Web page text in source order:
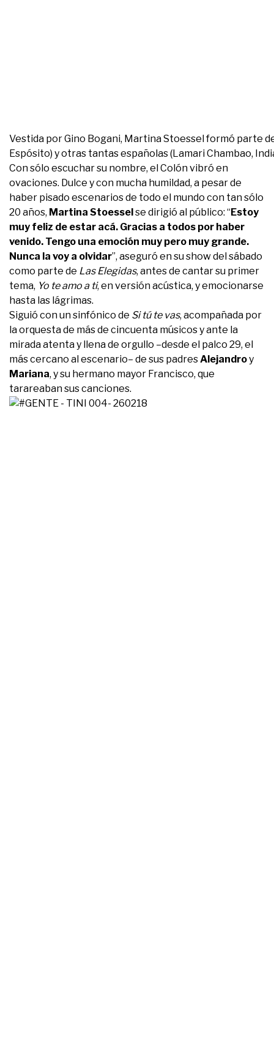
Vestida por Gino Bogani, Martina Stoessel formó parte
Espósito) y otras tantas españolas (Lamari Chambao,
Con sólo escuchar su nombre, el Colón vibró en
ovaciones. Dulce y con mucha humildad, a pesar de
haber pisado escenarios de todo el mundo con tan sólo
20 años, Martina Stoesselse dirigió al público: “Estoy
muy feliz de estar acá. Gracias a todos por haber
venido. Tengo una emoción muy pero muy grande.
Nunca la voy a olvidar”, aseguró en su show del sábado
como parte de Las Elegidas, antes de cantar su primer
tema, Yo te amo a ti, en versión acústica, y emocionarse
hasta las lágrimas.
Siguió con un sinfónico de Si tú te vas, acompañada por
la orquesta de más de cincuenta músicos y ante la
mirada atenta y llena de orgullo –desde el palco 29, el
más cercano al escenario– de sus padres Alejandroy
Mariana, y su hermano mayor Francisco, que
tarareaban sus canciones.